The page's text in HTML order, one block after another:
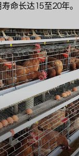
命长达15至20年。